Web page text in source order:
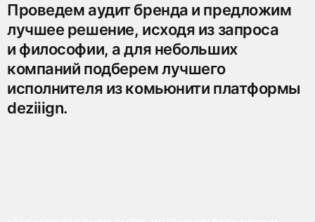
Проведем аудит бренда и предложим
лучшее решение, исходя из запроса
и философии, а для небольших
компаний подберем лучшего
исполнителя из комьюнити платформы
deziiign.